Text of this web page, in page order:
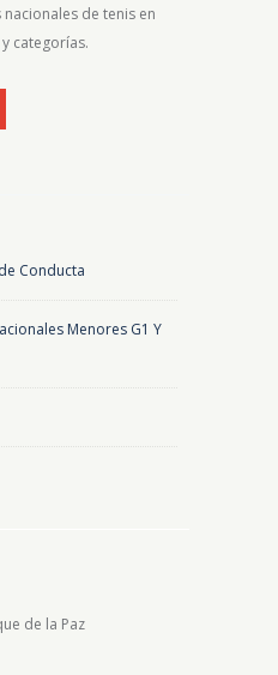
de tenis en
categorías.
Conducta
Menores G1 Y
de la Paz